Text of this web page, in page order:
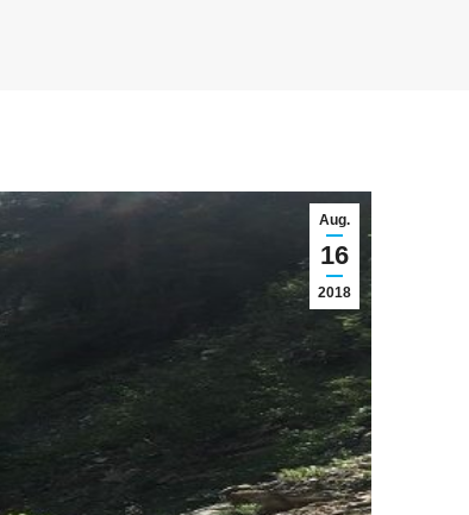
Aug.
16
2018